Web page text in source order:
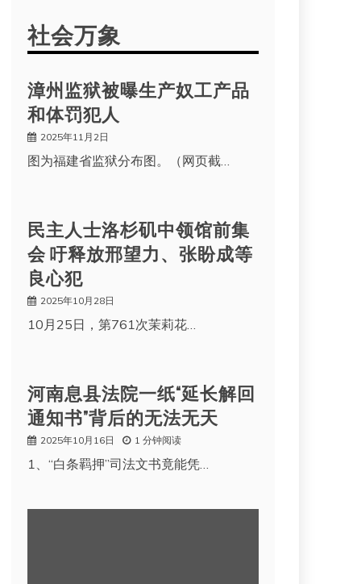
社会万象
漳州监狱被曝生产奴工产品
和体罚犯人
2025年11月2日
图为福建省监狱分布图。（网页截…
民主人士洛杉矶中领馆前集
会 吁释放邢望力、张盼成等
良心犯
2025年10月28日
10月25日，第761次茉莉花…
河南息县法院一纸“延长解回
通知书”背后的无法无天
2025年10月16日 1 分钟阅读
1、“白条羁押”司法文书竟能凭…